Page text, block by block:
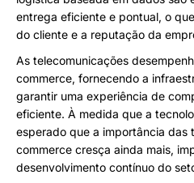
entrega eficiente e pontual, o
do cliente e a reputação da
As telecomunicações
commerce, fornecendo a
garantir uma experiência de
eficiente. À medida que a
esperado que a importância das
commerce cresça ainda mais,
desenvolvimento contínuo do